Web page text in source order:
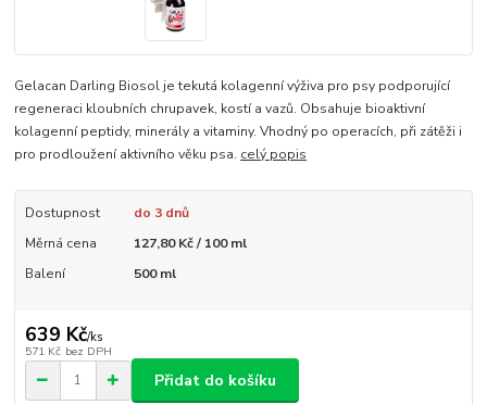
Gelacan Darling Biosol je tekutá kolagenní výživa pro psy podporující
regeneraci kloubních chrupavek, kostí a vazů. Obsahuje bioaktivní
kolagenní peptidy, minerály a vitaminy. Vhodný po operacích, při zátěži i
pro prodloužení aktivního věku psa. celý popis
Dostupnost
do 3 dnů
Měrná cena
127,80 Kč / 100 ml
Balení
500 ml
639 Kč/ks
571 Kč bez DPH
Přidat do košíku